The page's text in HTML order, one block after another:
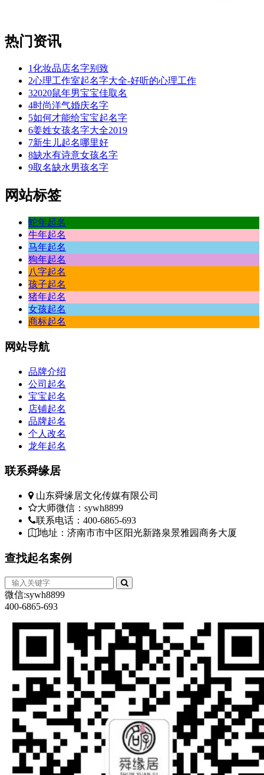
热门资讯
1化妆品店名字别致
2心理工作室起名字大全-好听的心理工作
32020鼠年男宝宝佳取名
4时尚洋气婚庆名字
5如何才能给宝宝起名字
6姜姓女孩名字大全2019
7新生儿起名哪里好
8缺水有诗意女孩名字
9取名缺水男孩名字
网站标签
蛇年起名
牛年起名
马年起名
狗年起名
八字起名
孩子起名
猪年起名
女孩起名
商标起名
网站导航
品牌介绍
公司起名
宝宝起名
店铺起名
品牌起名
个人改名
龙年起名
联系舜缘居
山东舜缘居文化传媒有限公司
大师微信：sywh8899
联系电话：400-6865-693
地址：济南市市中区阳光新路泉景雅园商务大厦
查找起名案例
微信:sywh8899
400-6865-693